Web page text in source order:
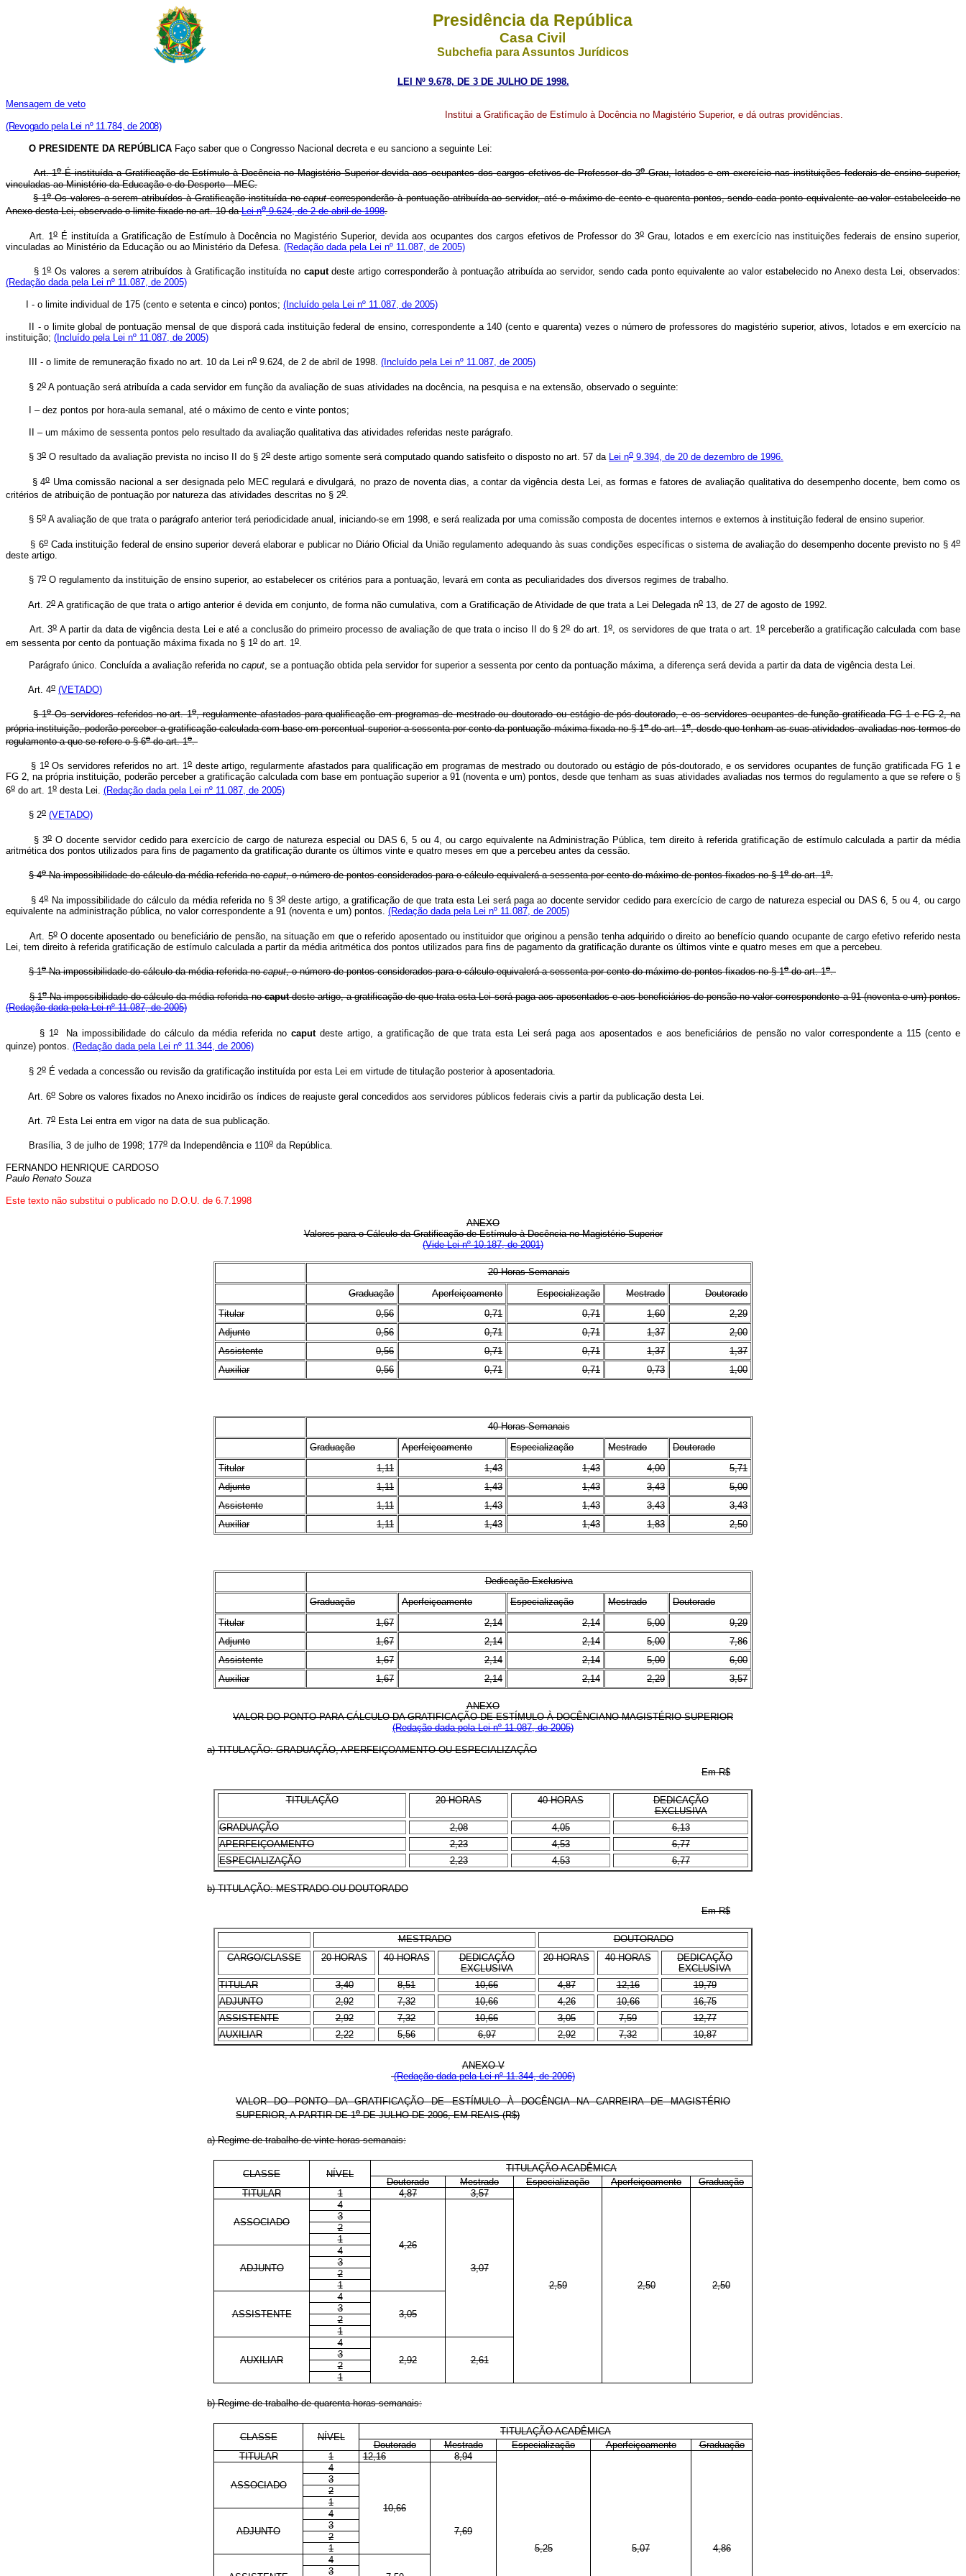
Presidência da República
Casa Civil
Subchefia para Assuntos Jurídicos
LEI Nº 9.678, DE 3 DE JULHO DE 1998.
Mensagem de veto
(Revogado pela Lei nº 11.784, de 2008)
Institui a Gratificação de Estímulo à Docência no Magistério Superior, e dá outras providências.
O PRESIDENTE DA REPÚBLICA Faço saber que o Congresso Nacional decreta e eu sanciono a seguinte Lei:
Art. 1oÉ instituída a Gratificação de Estímulo à Docência no Magistério Superior devida aos ocupantes dos cargos efetivos de Professor do 3oGrau, lotados e em exercício nas instituições federais de ensino superior,
vinculadas ao Ministério da Educação e do Desporto - MEC.
§ 1oOs valores a serem atribuídos à Gratificação instituída nocaputcorresponderão à pontuação atribuída ao servidor, até o máximo de cento e quarenta pontos, sendo cada ponto equivalente ao valor estabelecido no
Anexo desta Lei, observado o limite fixado no art. 10 daLei no9.624, de 2 de abril de 1998.
Art. 1oÉ instituída a Gratificação de Estímulo à Docência no Magistério Superior, devida aos ocupantes dos cargos efetivos de Professor do 3oGrau, lotados e em exercício nas instituições federais de ensino superior,
vinculadas ao Ministério da Educação ou ao Ministério da Defesa. (Redação dada pela Lei nº 11.087, de 2005)
§ 1oOs valores a serem atribuídos à Gratificação instituída no caputdeste artigo corresponderão à pontuação atribuída ao servidor, sendo cada ponto equivalente ao valor estabelecido no Anexo desta Lei, observados:
(Redação dada pela Lei nº 11.087, de 2005)
I - o limite individual de 175 (cento e setenta e cinco) pontos; (Incluído pela Lei nº 11.087, de 2005)
II - o limite global de pontuação mensal de que disporá cada instituição federal de ensino, correspondente a 140 (cento e quarenta) vezes o número de professores do magistério superior, ativos, lotados e em exercício na
instituição; (Incluído pela Lei nº 11.087, de 2005)
III - o limite de remuneração fixado no art. 10 da Lei no 9.624, de 2 de abril de 1998. (Incluído pela Lei nº 11.087, de 2005)
§ 2o A pontuação será atribuída a cada servidor em função da avaliação de suas atividades na docência, na pesquisa e na extensão, observado o seguinte:
I – dez pontos por hora-aula semanal, até o máximo de cento e vinte pontos;
II – um máximo de sessenta pontos pelo resultado da avaliação qualitativa das atividades referidas neste parágrafo.
§ 3o O resultado da avaliação prevista no inciso II do § 2o deste artigo somente será computado quando satisfeito o disposto no art. 57 da Lei no 9.394, de 20 de dezembro de 1996.
§ 4oUma comissão nacional a ser designada pelo MEC regulará e divulgará, no prazo de noventa dias, a contar da vigência desta Lei, as formas e fatores de avaliação qualitativa do desempenho docente, bem como os
critérios de atribuição de pontuação por natureza das atividades descritas no § 2o.
§ 5o A avaliação de que trata o parágrafo anterior terá periodicidade anual, iniciando-se em 1998, e será realizada por uma comissão composta de docentes internos e externos à instituição federal de ensino superior.
§ 6oCada instituição federal de ensino superior deverá elaborar e publicar no Diário Oficial da União regulamento adequando às suas condições específicas o sistema de avaliação do desempenho docente previsto no § 4o
deste artigo.
§ 7o O regulamento da instituição de ensino superior, ao estabelecer os critérios para a pontuação, levará em conta as peculiaridades dos diversos regimes de trabalho.
Art. 2o A gratificação de que trata o artigo anterior é devida em conjunto, de forma não cumulativa, com a Gratificação de Atividade de que trata a Lei Delegada no 13, de 27 de agosto de 1992.
Art. 3oA partir da data de vigência desta Lei e até a conclusão do primeiro processo de avaliação de que trata o inciso II do § 2odo art. 1o, os servidores de que trata o art. 1operceberão a gratificação calculada com base
em sessenta por cento da pontuação máxima fixada no § 1o do art. 1o
Parágrafo único. Concluída a avaliação referida no caput , se a pontuação obtida pela servidor for superior a sessenta por cento da pontuação máxima, a diferença será devida a partir da data de vigência desta Lei.
Art. 4o (VETADO)
§ 1oOs servidores referidos no art. 1o, regularmente afastados para qualificação em programas de mestrado ou doutorado ou estágio de pós-doutorado, e os servidores ocupantes de função gratificada FG 1 e FG 2, na
própria instituição, poderão perceber a gratificação calculada com base em percentual superior a sessenta por cento da pontuação máxima fixada no § 1odo art. 1o, desde que tenham as suas atividades avaliadas nos termos do
regulamento a que se refere o § 6odo art. 1o.
§ 1oOs servidores referidos no art. 1odeste artigo, regularmente afastados para qualificação em programas de mestrado ou doutorado ou estágio de pós-doutorado, e os servidores ocupantes de função gratificada FG 1 e
FG 2, na própria instituição, poderão perceber a gratificação calculada com base em pontuação superior a 91 (noventa e um) pontos, desde que tenham as suas atividades avaliadas nos termos do regulamento a que se refere o §
6o do art. 1 o desta Lei. (Redação dada pela Lei nº 11.087, de 2005)
§ 2o (VETADO)
§ 3oO docente servidor cedido para exercício de cargo de natureza especial ou DAS 6, 5 ou 4, ou cargo equivalente na Administração Pública, tem direito à referida gratificação de estímulo calculada a partir da média
aritmética dos pontos utilizados para fins de pagamento da gratificação durante os últimos vinte e quatro meses em que a percebeu antes da cessão.
§ 4oNa impossibilidade do cálculo da média referida nocaput, o número de pontos considerados para o cálculo equivalerá a sessenta por cento do máximo de pontos fixados no § 1odo art. 1o.
§ 4oNa impossibilidade do cálculo da média referida no § 3o deste artigo, a gratificação de que trata esta Lei será paga ao docente servidor cedido para exercício de cargo de natureza especial ou DAS 6, 5 ou 4, ou cargo
equivalente na administração pública, no valor correspondente a 91 (noventa e um) pontos. (Redação dada pela Lei nº 11.087, de 2005)
Art. 5oO docente aposentado ou beneficiário de pensão, na situação em que o referido aposentado ou instituidor que originou a pensão tenha adquirido o direito ao benefício quando ocupante de cargo efetivo referido nesta
Lei, tem direito à referida gratificação de estímulo calculada a partir da média aritmética dos pontos utilizados para fins de pagamento da gratificação durante os últimos vinte e quatro meses em que a percebeu.
§ 1oNa impossibilidade do cálculo da média referida nocaput, o número de pontos considerados para o cálculo equivalerá a sessenta por cento do máximo de pontos fixados no § 1odo art. 1o.
§ 1oNa impossibilidade do cálculo da média referida nocaputdeste artigo, a gratificação de que trata esta Lei será paga aos aposentados e aos beneficiários de pensão no valor correspondente a 91 (noventa e um) pontos.
(Redação dada pela Lei nº 11.087, de 2005)
§ 1oNa impossibilidade do cálculo da média referida no caputdeste artigo, a gratificação de que trata esta Lei será paga aos aposentados e aos beneficiários de pensão no valor correspondente a 115 (cento e
quinze) pontos. (Redação dada pela Lei nº 11.344, de 2006)
§ 2o É vedada a concessão ou revisão da gratificação instituída por esta Lei em virtude de titulação posterior à aposentadoria.
Art. 6o Sobre os valores fixados no Anexo incidirão os índices de reajuste geral concedidos aos servidores públicos federais civis a partir da publicação desta Lei.
Art. 7o Esta Lei entra em vigor na data de sua publicação.
Brasília, 3 de julho de 1998; 177o da Independência e 110o da República.
FERNANDO HENRIQUE CARDOSO
Paulo Renato Souza
Este texto não substitui o publicado no D.O.U. de 6.7.1998
ANEXO
Valores para o Cálculo da Gratificação de Estímulo à Docência no Magistério Superior
(Vide Lei nº 10.187, de 2001)
20 Horas Semanais
Graduação
Aperfeiçoamento Especialização Mestrado
Doutorado
Titular
0,56 0,71 0,71 1,60
2,29
Adjunto
0,56 0,71 0,71 1,37
2,00
Assistente
0,56 0,71 0,71 1,37
1,37
Auxiliar
0,56 0,71 0,71 0,73 1,00
40 Horas Semanais
Graduação
Aperfeiçoamento Especialização Mestrado
Doutorado
Titular
1,11 1,43 1,43 4,00
5,71
Adjunto
1,11 1,43 1,43 3,43
5,00
Assistente
1,11 1,43 1,43 3,43
3,43
Auxiliar
1,11 1,43 1,43 1,83 2,50
Dedicação Exclusiva
Graduação
Aperfeiçoamento Especialização Mestrado
Doutorado
Titular
1,67 2,14 2,14 5,00
9,29
Adjunto
1,67 2,14 2,14 5,00
7,86
Assistente
1,67 2,14 2,14 5,00
6,00
Auxiliar
1,67 2,14 2,14 2,29 3,57
ANEXO
VALOR DO PONTO PARA CÁLCULO DA GRATIFICAÇÃO DE ESTÍMULO À DOCÊNCIANO MAGISTÉRIO SUPERIOR
(Redação dada pela Lei nº 11.087, de 2005)
a) TITULAÇÃO: GRADUAÇÃO, APERFEIÇOAMENTO OU ESPECIALIZAÇÃO
Em R$
TITULAÇÃO 20 HORAS 40 HORAS
DEDICAÇÃO
EXCLUSIVA
GRADUAÇÃO
2,08 4,05
6,13
APERFEIÇOAMENTO
2,23 4,53
6,77
ESPECIALIZAÇÃO
2,23 4,53 6,77
b) TITULAÇÃO: MESTRADO OU DOUTORADO
Em R$
MESTRADO
DOUTORADO
CARGO/CLASSE
20 HORAS 40 HORAS
DEDICAÇÃO
EXCLUSIVA
20 HORAS 40 HORAS
DEDICAÇÃO
EXCLUSIVA
TITULAR
3,40 8,51 10,66 4,87 12,16
19,79
ADJUNTO
2,92 7,32 10,66 4,26 10,66
16,75
ASSISTENTE
2,92 7,32 10,66 3,05 7,59
12,77
AUXILIAR
2,22 5,56 6,97 2,92 7,32 10,87
ANEXO V
(Redação dada pela Lei nº 11.344, de 2006)
VALOR DO PONTO DA GRATIFICAÇÃO DE ESTÍMULO À DOCÊNCIA NA CARREIRA DE MAGISTÉRIO
SUPERIOR, A PARTIR DE 1oDE JULHO DE 2006, EM REAIS (R$)
a) Regime de trabalho de vinte horas semanais:
CLASSE NÍVEL
TITULAÇÃO ACADÊMICA
Doutorado
Mestrado Especialização Aperfeiçoamento
Graduação
TITULAR
1 4,87 3,57
2,59 2,50 2,50
ASSOCIADO
4
4,26
3,07
3
2
1
ADJUNTO
4
3
2
1
ASSISTENTE
4
3,05
3
2
1
AUXILIAR
4
2,92
2,61
3
2
1
b) Regime de trabalho de quarenta horas semanais:
CLASSE NÍVEL
TITULAÇÃO ACADÊMICA
Doutorado
Mestrado Especialização Aperfeiçoamento
Graduação
TITULAR
1 12,16 8,94
5,25 5,07 4,86
ASSOCIADO
4
10,66
7,69
3
2
1
ADJUNTO
4
3
2
1
4
3